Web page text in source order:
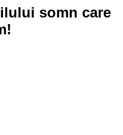
somn care